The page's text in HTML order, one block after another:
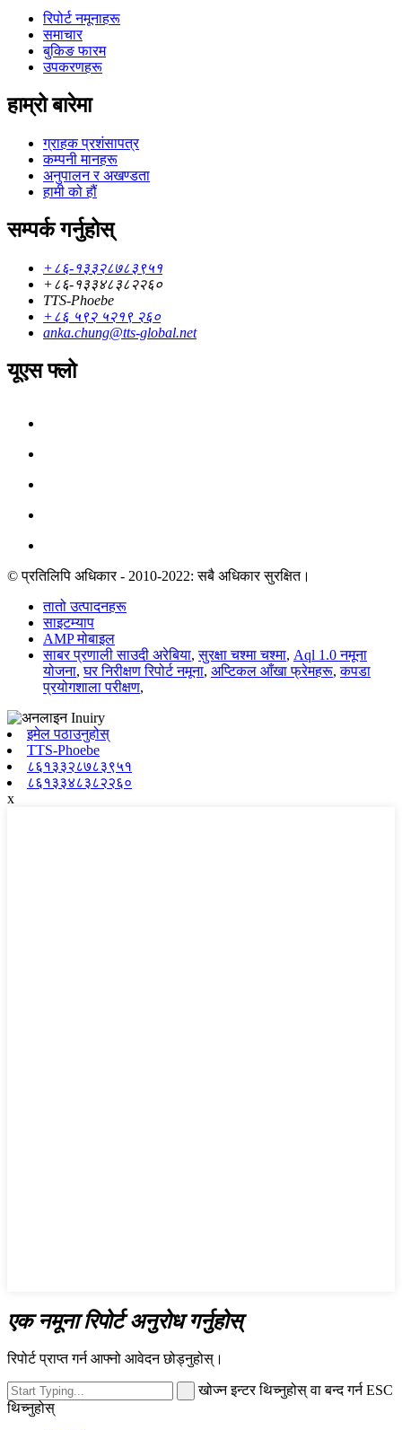
रिपोर्ट नमूनाहरू
समाचार
बुकिङ फारम
उपकरणहरू
हाम्रो बारेमा
ग्राहक प्रशंसापत्र
कम्पनी मानहरू
अनुपालन र अखण्डता
हामी को हौं
सम्पर्क गर्नुहोस्
+८६-१३३२८७८३९५१
+८६-१३३४८३८२२६०
TTS-Phoebe
+८६ ५९२ ५२१९ २६०
anka.chung@tts-global.net
यूएस फ्लो
© प्रतिलिपि अधिकार - 2010-2022: सबै अधिकार सुरक्षित।
तातो उत्पादनहरू
साइटम्याप
AMP मोबाइल
साबर प्रणाली साउदी अरेबिया,सुरक्षा चश्मा चश्मा, Aql 1.0 नमूना
योजना,घर निरीक्षण रिपोर्ट नमूना, अप्टिकल आँखा फ्रेमहरू,कपडा
प्रयोगशाला परीक्षण,
इमेल पठाउनुहोस्
TTS-Phoebe
८६१३३२८७८३९५१
८६१३३४८३८२२६०
x
एक नमूना रिपोर्ट अनुरोध गर्नुहोस्
रिपोर्ट प्राप्त गर्न आफ्नो आवेदन छोड्नुहोस्।
खोज्न इन्टर थिच्नुहोस् वा बन्द गर्न ESC
थिच्नुहोस्